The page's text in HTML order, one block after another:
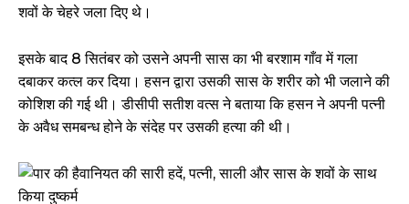
शवों के चेहरे जला दिए थे।
इसके बाद 8 सितंबर को उसने अपनी सास का भी बरशाम गाँव में गला
दबाकर कत्ल कर दिया। हसन द्वारा उसकी सास के शरीर को भी जलाने की
कोशिश की गई थी। डीसीपी सतीश वत्स ने बताया कि हसन ने अपनी पत्नी
के अवैध समबन्ध होने के संदेह पर उसकी हत्या की थी।